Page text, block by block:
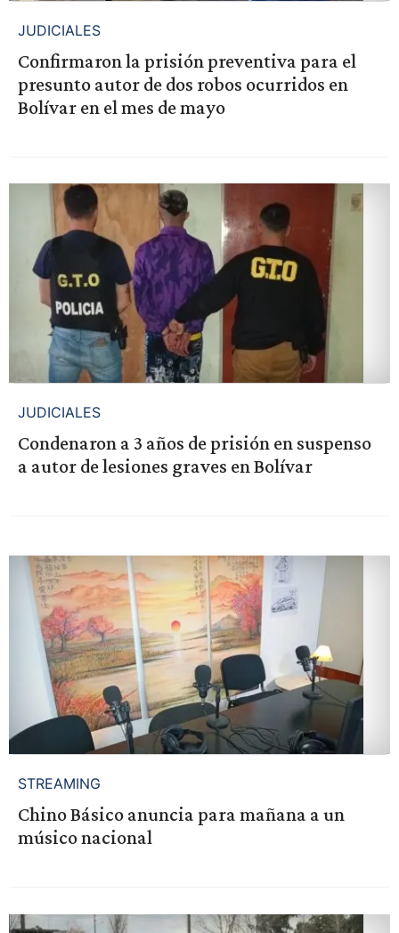
JUDICIALES
Confirmaron la prisión preventiva para el
presunto autor de dos robos ocurridos en
Bolívar en el mes de mayo
JUDICIALES
Condenaron a 3 años de prisión en suspenso
a autor de lesiones graves en Bolívar
STREAMING
Chino Básico anuncia para mañana a un
músico nacional